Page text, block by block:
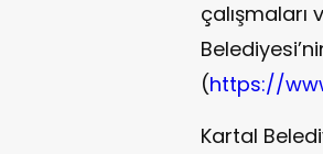
çalışmaları
(https://
Kartal